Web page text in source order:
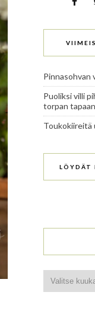
Pinnasohvan
Puoliksi villi
torpan tapaan
Toukokiireitä
LÖYDÄT